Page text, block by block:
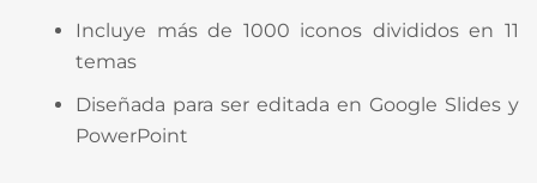
Incluye más de 1000 iconos divididos en 11
temas
Diseñada para ser editada en Google Slides y
PowerPoint